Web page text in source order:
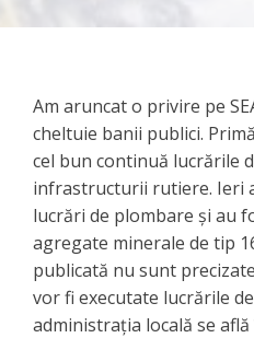
Am aruncat o privire pe
cheltuie banii publici.
cel bun continuă lucrările
infrastructurii rutiere. Ieri
lucrări de plombare și au
agregate minerale de tip
publicată nu sunt
vor fi executate lucrările
administrația locală se